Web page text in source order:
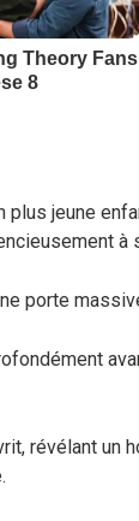
plus jeune
à
porte
révélant un